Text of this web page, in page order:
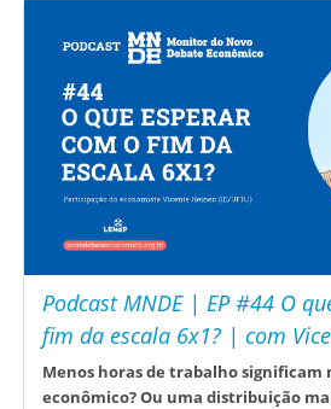
Podcast MNDE | EP #44 O
fim da escala 6x1? | com
Menos horas de trabalho significam
econômico? Ou uma distribuição